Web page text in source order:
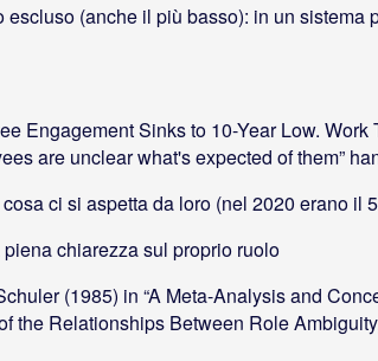
(anche il più basso): in un
Engagement Sinks to 10-Year Low.
are unclear what's expected of them”
ci si aspetta da loro (nel 2020 erano il
chiarezza sul proprio ruolo
(1985) in “A Meta-Analysis and
the Relationships Between Role